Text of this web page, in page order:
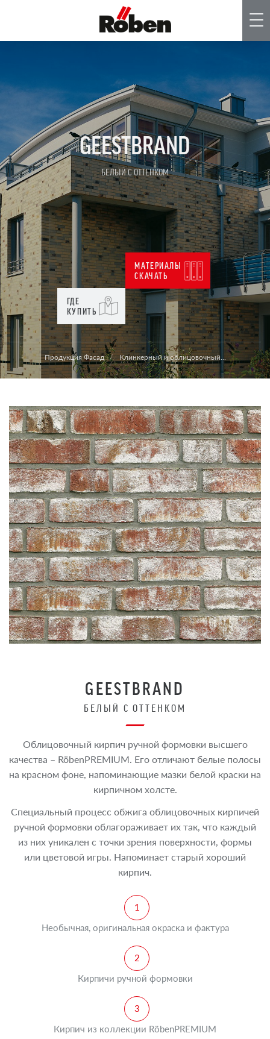
GEESTBRAND
БЕЛЫЙ С ОТТЕНКОМ
ГДЕ
КУПИТЬ
МАТЕРИАЛЫ
СКАЧАТЬ
Продукция Фасад Клинкерный и облицовочный...
GEESTBRAND
БЕЛЫЙ С ОТТЕНКОМ
Облицовочный кирпич ручной формовки высшего
качества – RöbenPREMIUM. Его отличают белые полосы
на красном фоне, напоминающие мазки белой краски на
кирпичном холсте.
Специальный процесс обжига облицовочных кирпичей
ручной формовки облагораживает их так, что каждый
из них уникален с точки зрения поверхности, формы
или цветовой игры. Напоминает старый хороший
кирпич.
Необычная, оригинальная окраска и фактура
Кирпичи ручной формовки
Кирпич из коллекции RöbenPREMIUM